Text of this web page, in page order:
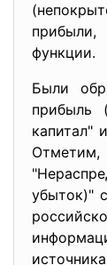
функции.
Были
прибыль
капитал"
убыток)"